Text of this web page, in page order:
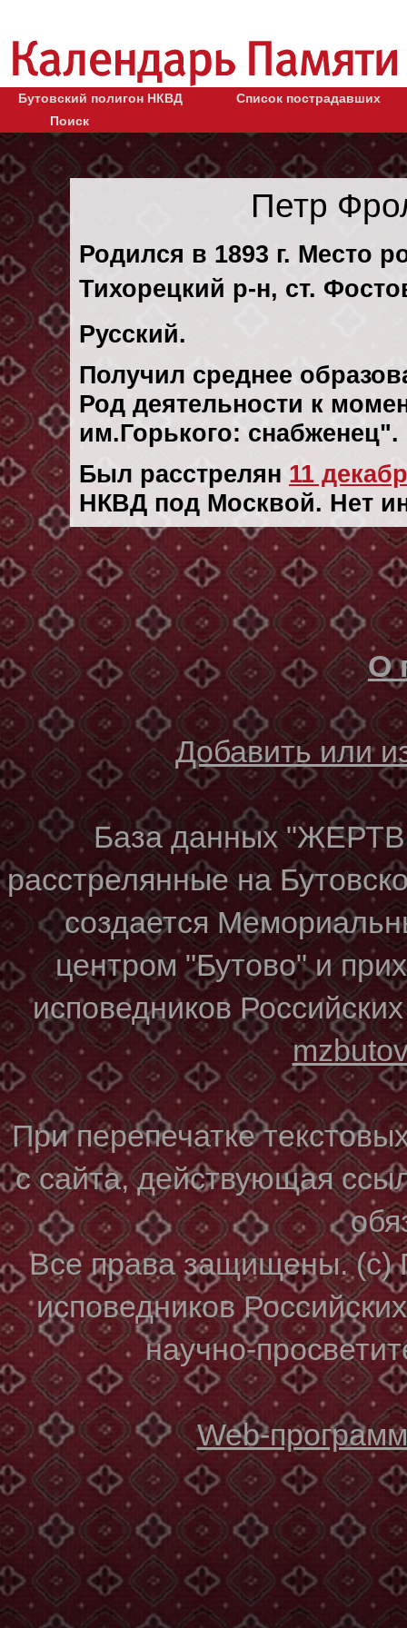
Бутовский полигон НКВД
Список пострадавших
Поиск
Петр
Родился в 1893 г. Место
Тихорецкий р-н, ст.
Русский.
Получил среднее
Род деятельности к
им.Горького:
Был расстрелян 11
НКВД под Москвой. Нет
О
Добавить или
База данных
расстрелянные на
создается
центром "Бутово" и
исповедников
При перепечатке
с сайта, действующая
Все права защищены. (с)
исповедников
научно-
Web-